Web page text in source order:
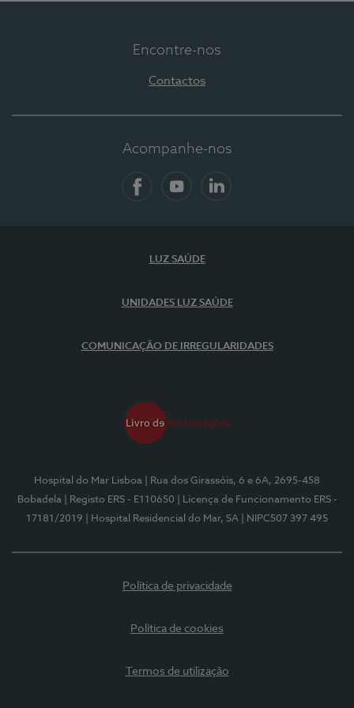
Encontre-nos
Contactos
Acompanhe-nos
LUZ SAÚDE
UNIDADES LUZ SAÚDE
COMUNICAÇÃO DE IRREGULARIDADES
Hospital do Mar Lisboa
| Rua dos Girassóis, 6 e 6A, 2695-458
Bobadela
| Registo ERS - E110650
| Licença de Funcionamento ERS -
17181/2019
| Hospital Residencial do Mar, SA | NIPC507 397 495
Política de privacidade
Política de cookies
Termos de utilização